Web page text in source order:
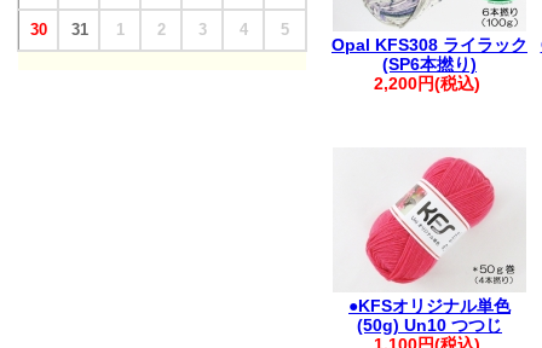
Opal KFS308 ライラック
(SP6本撚り)
2,200円(税込)
●KFSオリジナル単色
(50g) Un10 つつじ
30 31 1 2 3 4 5